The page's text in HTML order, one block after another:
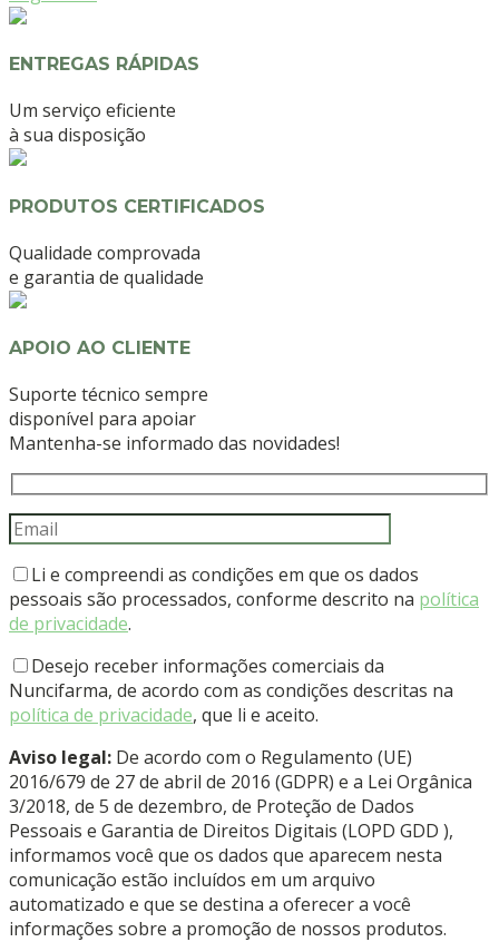
ENTREGAS RÁPIDAS
Um serviço eficiente
à sua disposição
PRODUTOS CERTIFICADOS
Qualidade comprovada
e garantia de qualidade
APOIO AO CLIENTE
Suporte técnico sempre
disponível para apoiar
Mantenha-se informado das novidades!
Li e compreendi as condições em que os dados
pessoais são processados, conforme descrito na política
de privacidade.
Desejo receber informações comerciais da
Nuncifarma, de acordo com as condições descritas na
política de privacidade, que li e aceito.
Aviso legal: De acordo com o Regulamento (UE)
2016/679 de 27 de abril de 2016 (GDPR) e a Lei Orgânica
3/2018, de 5 de dezembro, de Proteção de Dados
Pessoais e Garantia de Direitos Digitais (LOPD GDD ),
informamos você que os dados que aparecem nesta
comunicação estão incluídos em um arquivo
automatizado e que se destina a oferecer a você
informações sobre a promoção de nossos produtos.